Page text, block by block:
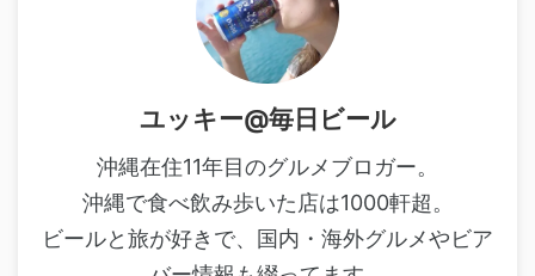
ユッキー@毎日ビール
沖縄在住11年目のグルメブロガー。
沖縄で食べ飲み歩いた店は1000軒超。
ビールと旅が好きで、国内・海外グルメやビア